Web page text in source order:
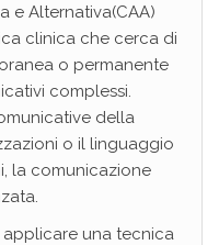
e Alternativa(CAA)
clinica che cerca di
o permanente
complessi.
della
o il linguaggio
la comunicazione
una tecnica